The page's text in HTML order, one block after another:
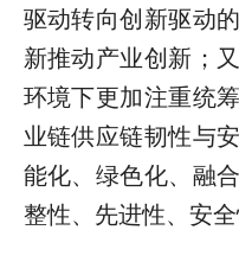
驱动转向创新驱动
新推动产业创新；
环境下更加注重统
业链供应链韧性与
能化、绿色化、融
整性、先进性、安